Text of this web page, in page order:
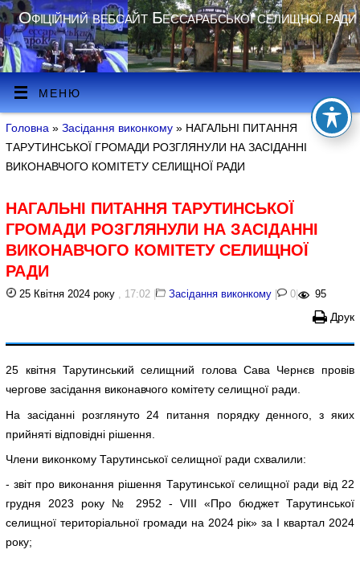
Офіційний вебсайт Бессарабської селищної ради
МЕНЮ
Головна »Засідання виконкому » НАГАЛЬНІ ПИТАННЯ
ТАРУТИНСЬКОЇ ГРОМАДИ РОЗГЛЯНУЛИ НА ЗАСІДАННІ
ВИКОНАВЧОГО КОМІТЕТУ СЕЛИЩНОЇ РАДИ
НАГАЛЬНІ ПИТАННЯ ТАРУТИНСЬКОЇ
ГРОМАДИ РОЗГЛЯНУЛИ НА ЗАСІДАННІ
ВИКОНАВЧОГО КОМІТЕТУ СЕЛИЩНОЇ
РАДИ
25 Квітня 2024 року , 17:02 | Засідання виконкому | 0 | 95
Друк
25 квітня Тарутинський селищний голова Сава Чернєв провів
чергове засідання виконавчого комітету селищної ради.
На засіданні розглянуто 24 питання порядку денного, з яких
прийняті відповідні рішення.
Члени виконкому Тарутинської селищної ради схвалили:
- звіт про виконання рішення Тарутинської селищної ради від 22
грудня 2023 року № 2952 - VIII «Про бюджет Тарутинської
селищної територіальної громади на 2024 рік» за І квартал 2024
року;